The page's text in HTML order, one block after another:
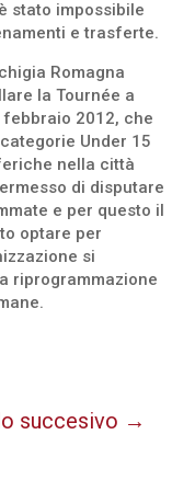
stato impossibile
e trasferte.
Romagna
la Tournée a
2012, che
Under 15
nella città
di disputare
e per questo il
optare per
si
riprogrammazione
succesivo →